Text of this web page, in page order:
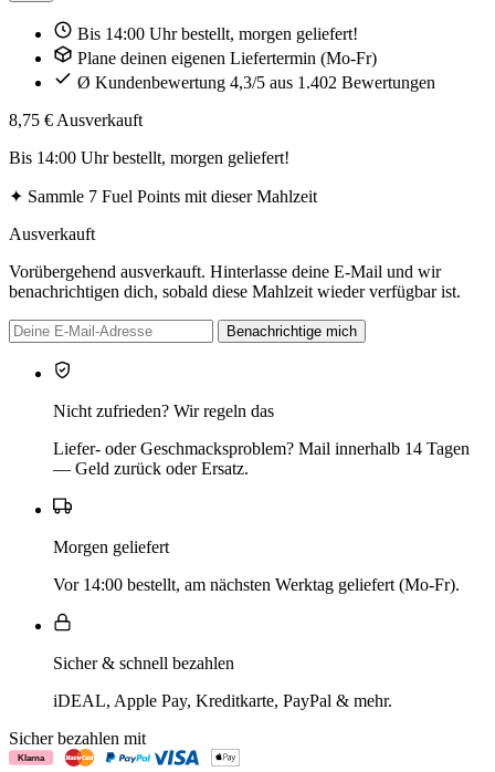
Bis 14:00 Uhr bestellt, morgen geliefert!
Plane deinen eigenen Liefertermin (Mo-Fr)
Ø Kundenbewertung 4,3/5 aus 1.402 Bewertungen
8,75 € Ausverkauft
Bis 14:00 Uhr bestellt, morgen geliefert!
✦ Sammle 7 Fuel Points mit dieser Mahlzeit
Ausverkauft
Vorübergehend ausverkauft. Hinterlasse deine E-Mail und wir
benachrichtigen dich, sobald diese Mahlzeit wieder verfügbar ist.
Benachrichtige mich
Nicht zufrieden? Wir regeln das
Liefer- oder Geschmacksproblem? Mail innerhalb 14 Tagen
— Geld zurück oder Ersatz.
Morgen geliefert
Vor 14:00 bestellt, am nächsten Werktag geliefert (Mo-Fr).
Sicher & schnell bezahlen
iDEAL, Apple Pay, Kreditkarte, PayPal & mehr.
Sicher bezahlen mit